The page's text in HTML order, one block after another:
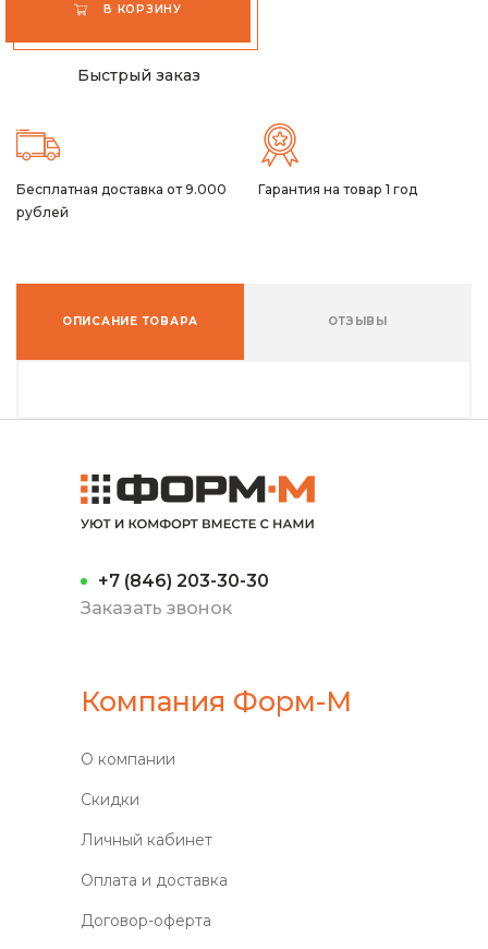
В КОРЗИНУ
Быстрый заказ
Бесплатная доставка от 9.000
рублей
Гарантия на товар 1 год
ОПИСАНИЕ ТОВАРА ОТЗЫВЫ
+7 (846) 203-30-30
Заказать звонок
Компания Форм-М
О компании
Скидки
Личный кабинет
Оплата и доставка
Договор-оферта